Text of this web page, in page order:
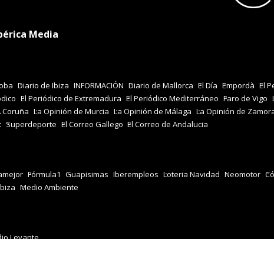
Media
Diario de Ibiza INFORMACIÓN Diario de Mallorca El Día Empordà El
El Periódico de Extremadura El Periódico Mediterráneo Faro de Vigo
Coruña La Opinión de Murcia La Opinión de Málaga La Opinión de
Superdeporte El Correo Gallego El Correo de Andalucia
Fórmula1 Guapisimas Iberempleos Loteria Navidad Neomotor
Medio Ambiente
Levante